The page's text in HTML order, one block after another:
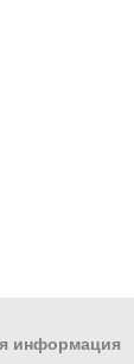
информация